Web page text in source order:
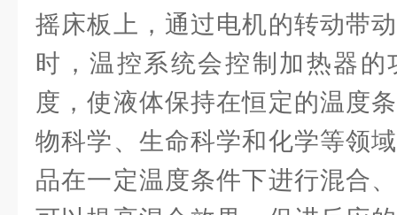
摇床板上，通过电机的转动带
时，温控系统会控制加热器
度，使液体保持在恒定的温度
物科学、生命科学和化学等领
品在一定温度条件下进行混合